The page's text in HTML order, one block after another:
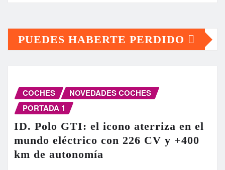
PUEDES HABERTE PERDIDO
COCHES
NOVEDADES COCHES
PORTADA 1
ID. Polo GTI: el icono aterriza en el
mundo eléctrico con 226 CV y +400
km de autonomía